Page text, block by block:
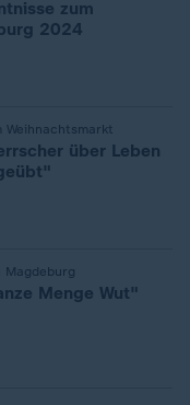
zum
2024
über Leben
Magdeburg
Menge Wut"